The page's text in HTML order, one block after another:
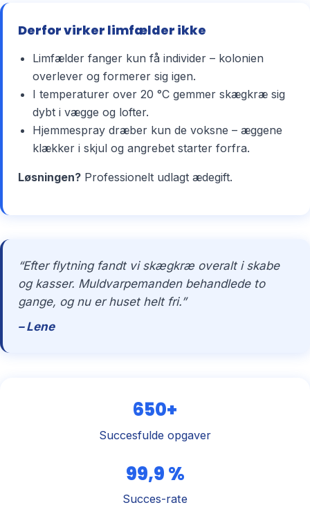
Derfor virker limfælder ikke
Limfælder fanger kun få individer – kolonien
overlever og formerer sig igen.
I temperaturer over 20 °C gemmer skægkræ sig
dybt i vægge og lofter.
Hjemmespray dræber kun de voksne – æggene
klækker i skjul og angrebet starter forfra.
Løsningen? Professionelt udlagt ædegift.
“Efter flytning fandt vi skægkræ overalt i skabe
og kasser. Muldvarpemanden behandlede to
gange, og nu er huset helt fri.”
– Lene
650+
Succesfulde opgaver
99,9 %
Succes-rate